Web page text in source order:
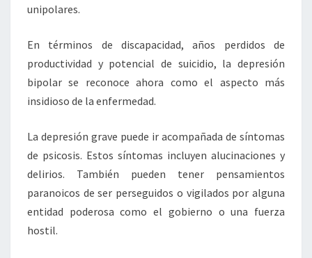
unipolares.
En términos de discapacidad, años perdidos de
productividad y potencial de suicidio, la depresión
bipolar se reconoce ahora como el aspecto más
insidioso de la enfermedad.
La depresión grave puede ir acompañada de síntomas
de psicosis. Estos síntomas incluyen alucinaciones y
delirios. También pueden tener pensamientos
paranoicos de ser perseguidos o vigilados por alguna
entidad poderosa como el gobierno o una fuerza
hostil.